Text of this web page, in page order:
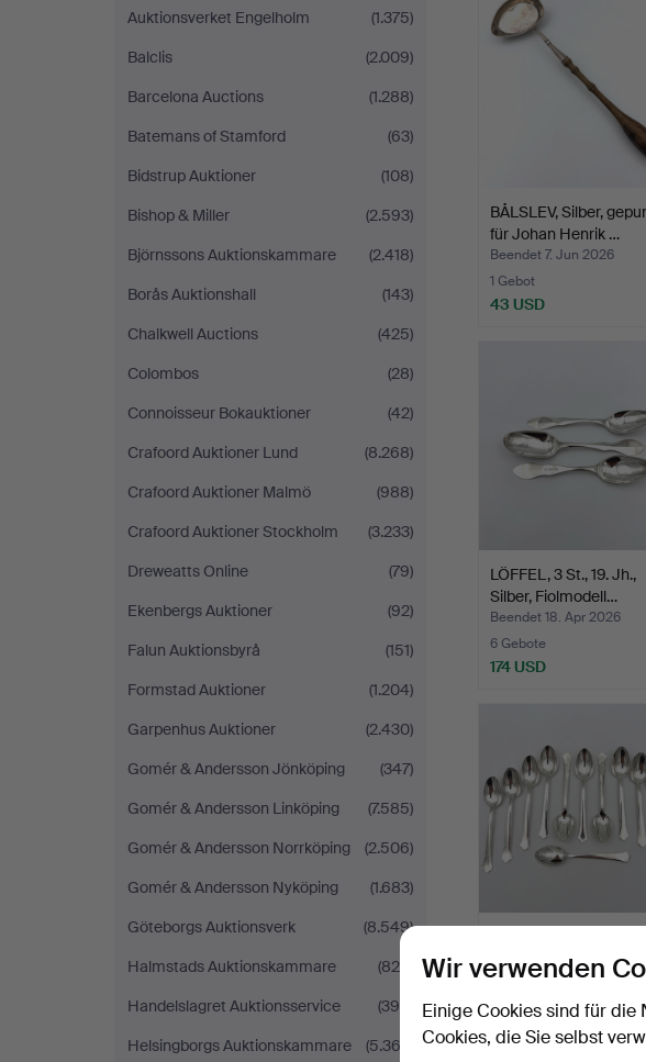
Auktionsverket Engelholm
(1.375)
Balclis
(2.009)
Barcelona Auctions
(1.288)
Batemans of Stamford
(63)
Bidstrup Auktioner
(108)
Bishop & Miller
(2.593)
Björnssons Auktionskammare
(2.418)
Borås Auktionshall
(143)
Chalkwell Auctions
(425)
Colombos
(28)
Connoisseur Bokauktioner
(42)
Crafoord Auktioner Lund
(8.268)
Crafoord Auktioner Malmö
(988)
Crafoord Auktioner Stockholm
(3.233)
Dreweatts Online
(79)
Ekenbergs Auktioner
(92)
Falun Auktionsbyrå
(151)
Formstad Auktioner
(1.204)
Garpenhus Auktioner
(2.430)
Gomér & Andersson Jönköping
(347)
Gomér & Andersson Linköping
(7.585)
Gomér & Andersson Norrköping
(2.506)
Gomér & Andersson Nyköping
(1.683)
Göteborgs Auktionsverk
(8.549)
Halmstads Auktionskammare
(825)
Handelslagret Auktionsservice
(390)
Helsingborgs Auktionskammare
(5.363)
BÅLSLEV, Silber,
für Johan Henrik …
Beendet 7. Jun 2026
1 Gebot
43 USD
LÖFFEL, 3 St., 19. Jh.,
Silber, Fiolmodell…
Beendet 18. Apr 2026
6 Gebote
174 USD
Modell Chippendal…
Beendet 16. Apr 2026
8 Gebote
227 USD
Wir verwenden
Einige Cookies sind für
Cookies, die Sie selbst